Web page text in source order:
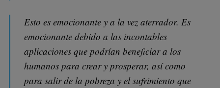
Esto es emocionante y a la vez aterrador. Es
emocionante debido a las incontables
aplicaciones que podrían beneficiar a los
humanos para crear y prosperar, así como
para salir de la pobreza y el sufrimiento que